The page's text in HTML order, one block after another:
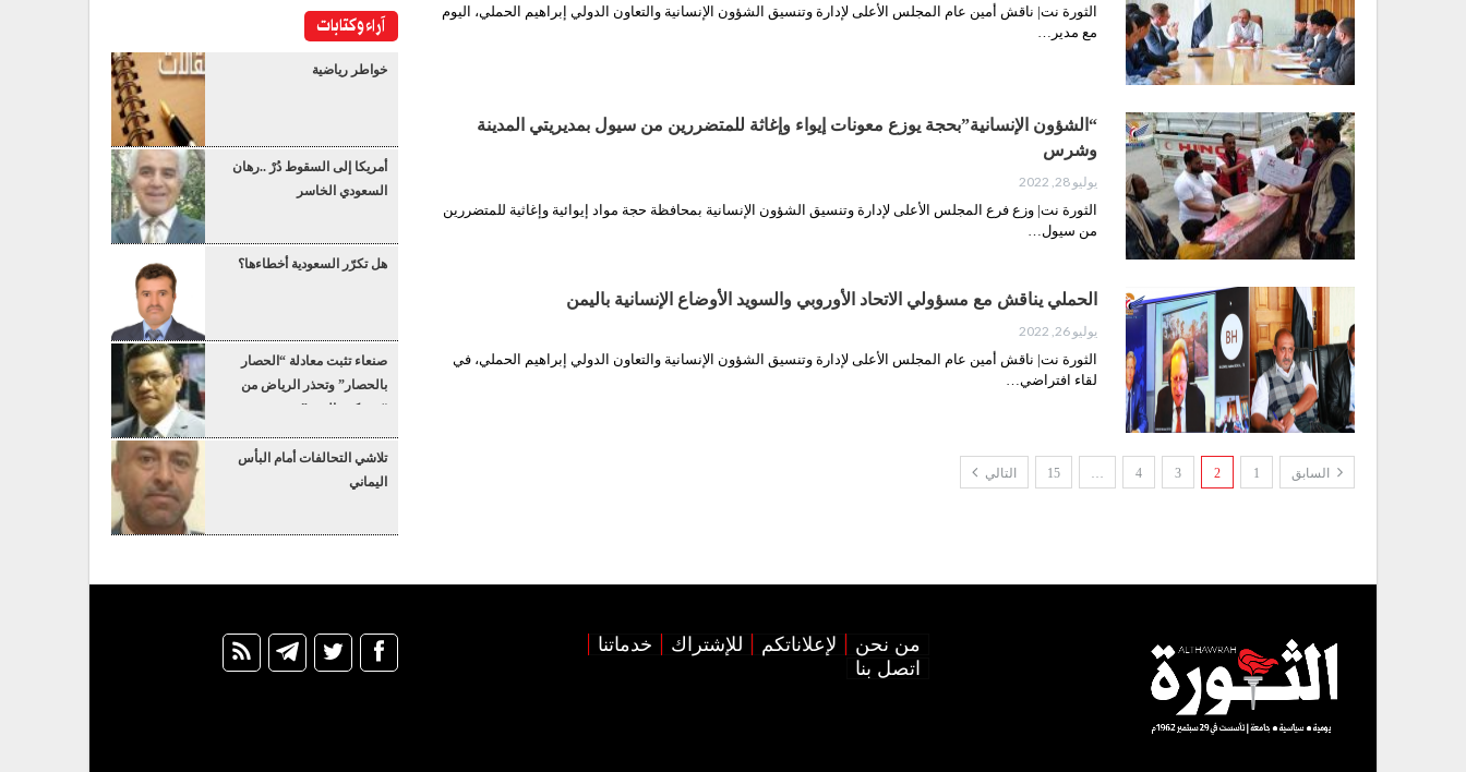
الثورة نت| ناقش أمين عام المجلس الأعلى لإدارة وتنسيق الشؤون الإنسانية والتعاون الدولي إبراهيم الحملي، اليوم
مع مدير…
“الشؤون الإنسانية”بحجة يوزع معونات إيواء وإغاثة للمتضررين من سيول بمديريتي المدينة
وشرس
يوليو 28, 2022
الثورة نت| وزع فرع المجلس الأعلى لإدارة وتنسيق الشؤون الإنسانية بمحافظة حجة مواد إيوائية وإغاثية للمتضررين
من سيول…
الحملي يناقش مع مسؤولي الاتحاد الأوروبي والسويد الأوضاع الإنسانية باليمن
يوليو 26, 2022
الثورة نت| ناقش أمين عام المجلس الأعلى لإدارة وتنسيق الشؤون الإنسانية والتعاون الدولي إبراهيم الحملي، في
لقاء افتراضي…
السابق 1
2
3
4
…
15 التالي
آراء وكتابات
خواطر رياضية
أمريكا إلى السقوط دُرْ ..رهان
السعودي الخاسر
هل تكرّر السعودية أخطاءها؟
صنعاء تثبت معادلة “الحصار
بالحصار” وتحذر الرياض من
“عسكرة البحر”
تلاشي التحالفات أمام البأس
اليماني
من نحن لإعلاناتكم للإشتراك
خدماتنا
اتصل بنا